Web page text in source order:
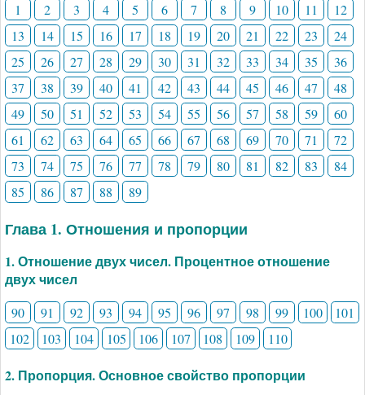
1 2 3 4 5 6 7 8 9 10 11
12
13
14 15 16 17 18 19 20 21 22 23
24
25
26 27 28 29 30 31 32 33 34 35
36
37
38 39 40 41 42 43 44 45 46 47
48
49
50 51 52 53 54 55 56 57 58 59
60
61
62 63 64 65 66 67 68 69 70 71
72
73
74 75 76 77 78 79 80 81 82 83
84
85
86 87 88 89
Глава 1. Отношения и пропорции
1. Отношение двух чисел. Процентное отношение
двух чисел
90 91 92 93 94 95 96 97 98 99 100
101
102
103 104 105 106 107 108 109 110
2. Пропорция. Основное свойство пропорции